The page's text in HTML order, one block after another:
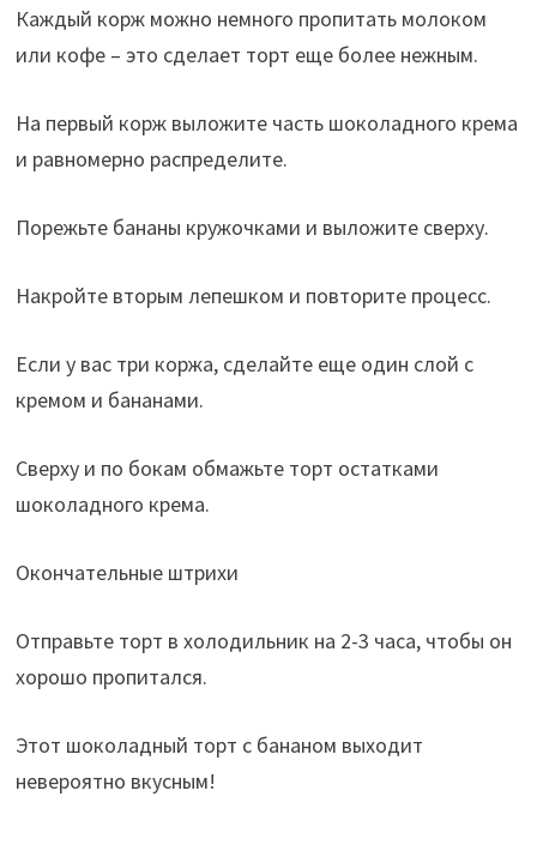
Каждый корж можно немного пропитать молоком
или кофе – это сделает торт еще более нежным.
На первый корж выложите часть шоколадного крема
и равномерно распределите.
Порежьте бананы кружочками и выложите сверху.
Накройте вторым лепешком и повторите процесс.
Если у вас три коржа, сделайте еще один слой с
кремом и бананами.
Сверху и по бокам обмажьте торт остатками
шоколадного крема.
Окончательные штрихи
Отправьте торт в холодильник на 2-3 часа, чтобы он
хорошо пропитался.
Этот шоколадный торт с бананом выходит
невероятно вкусным!